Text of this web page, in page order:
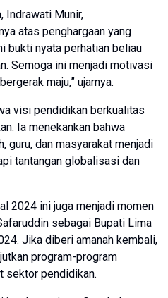
Indrawati Munir,
atas penghargaan yang
bukti nyata perhatian beliau
Semoga ini menjadi motivasi
maju,” ujarnya.
visi pendidikan berkualitas
Ia menekankan bahwa
guru, dan masyarakat menjadi
tantangan globalisasi dan
2024 ini juga menjadi momen
sebagai Bupati Lima
Jika diberi amanah kembali,
program-program
sektor pendidikan.